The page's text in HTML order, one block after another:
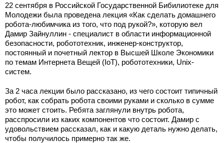
22 сентября в Российской Государственной Бибилиотеке для
Молодежи была проведена лекция «Как сделать домашнего
робота-любимчика из того, что под рукой?», которую вел
Дамир Зайнуллин - специалист в области информационной
безопасности, робототехник, инженер-конструктор,
постоянный и почетный лектор в Высшей Школе Экономики
по темам Интернета Вещей (IoT), робототехники, Unix-
систем.
За 2 часа лекции было рассказано, из чего состоит типичный
робот, как собрать робота своими руками и сколько в сумме
это может стоить. Ребята заглянули внутрь робота,
расспросили из каких компонентов что состоит. Дамир с
удовольствием рассказал, как и какую деталь нужно делать,
чтобы получилось примерно так же.